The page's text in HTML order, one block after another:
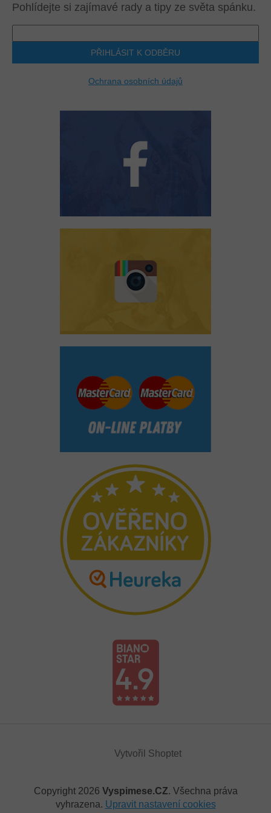
Pohlídejte si zajímavé rady a tipy ze světa spánku.
PŘIHLÁSIT K ODBĚRU
Ochrana osobních údajů
Vytvořil Shoptet
Copyright 2026 Vyspimese.CZ. Všechna práva
vyhrazena. Upravit nastavení cookies